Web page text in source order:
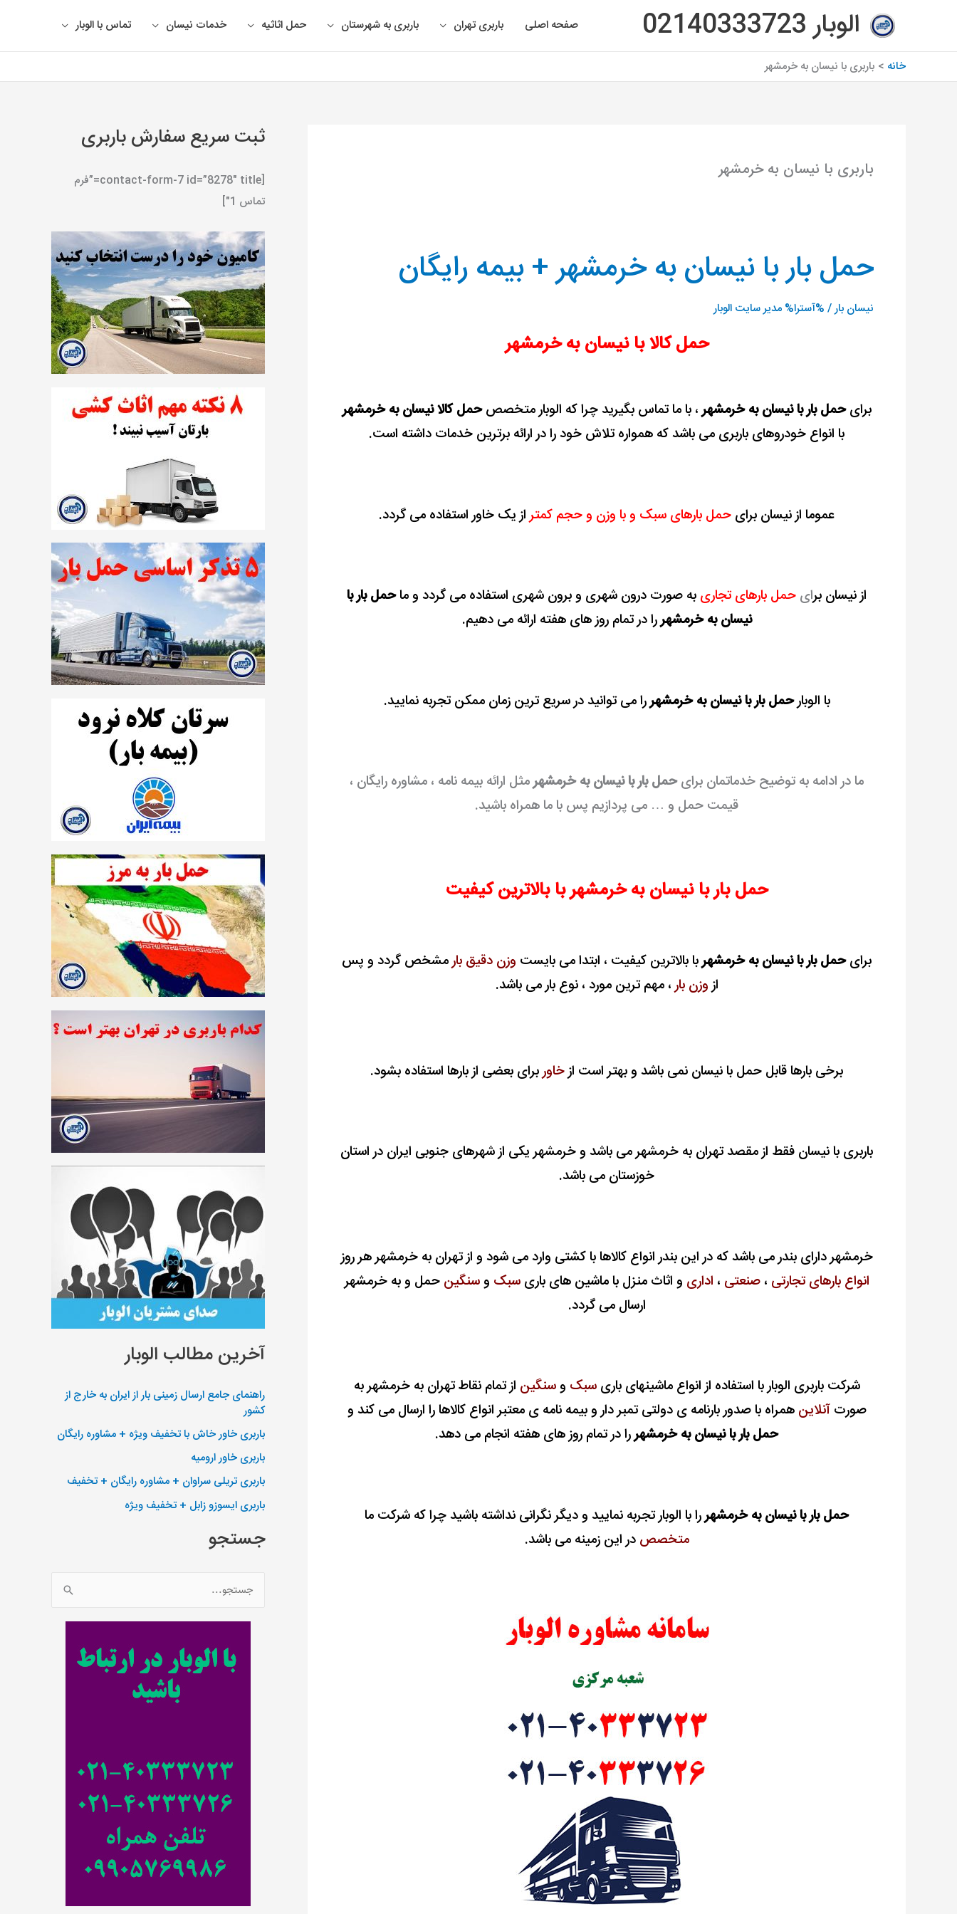
محتوا
الوبار 02140333723 صفحه اصلی باربری تهران باربری به شهرستان حمل اثاثیه خدمات نیسان تماس با الوبار
خانه باربری با نیسان به خرمشهر
باربری با نیسان به خرمشهر
حمل بار با نیسان به خرمشهر + بیمه رایگان
نیسان بار/ %آسترا% مدیر سایت الوبار
حمل کالا با نیسان به خرمشهر
برایحمل بار با نیسان به خرمشهر، با ما تماس بگیرید چرا که الوبار متخصصحمل کالا نیسان به خرمشهر
با انواع خودروهای باربری می باشد که همواره تلاش خود را در ارائه برترین خدمات داشته است.
عموما از نیسان برای حمل بارهای سبک و با وزن و حجم کمتر از یک خاور استفاده می گردد.
از نیسان برای حمل بارهای تجاری به صورت درون شهری و برون شهری استفاده می گردد و ماحمل بار با
نیسان به خرمشهررا در تمام روز های هفته ارائه می دهیم.
با الوبارحمل بار با نیسان به خرمشهررا می توانید در سریع ترین زمان ممکن تجربه نمایید.
ما در ادامه به توضیح خدماتمان برایحمل بار با نیسان به خرمشهرمثل ارائه بیمه نامه ، مشاوره رایگان ،
قیمت حمل و … می پردازیم پس با ما همراه باشید.
حمل بار با نیسان به خرمشهر با بالاترین کیفیت
برایحمل بار با نیسان به خرمشهربا بالاترین کیفیت ، ابتدا می بایست وزن دقیق بارمشخص گردد و پس
ازوزن بار، مهم ترين مورد ، نوع بار می باشد.
برخی بارها قابل حمل با نیسان نمی باشد و بهتر است ازخاوربرای بعضی از بارها استفاده بشود.
باربری با نیسان فقط از مقصد تهران به خرمشهر می باشد وخرمشهر یکی از شهرهای جنوبی ایران در استان
خوزستان می باشد.
خرمشهر دارای بندر می باشدکه در این بندر انواع کالاها با کشتی وارد می شود و از تهران به خرمشهر هر روز
انواع بارهای تجارتی ،صنعتی ، اداری و اثاث منزل با ماشین های باریسبک وسنگین حمل و به خرمشهر
ارسال می گردد.
شرکت باربری الوبار با استفاده از انواع ماشینهای باریسبک وسنگین از تمام نقاط تهران به خرمشهر به
صورتآنلاین همراه باصدور بارنامه ی دولتی تمبر دار و بیمه نامه ی معتبر انواع کالاها را ارسال می کند و
حمل بار با نیسان به خرمشهررا در تمام روز های هفته انجام می دهد.
حمل بار با نیسان به خرمشهررا با الوبار تجربه نمایید و دیگر نگرانی نداشته باشید چرا که شرکت ما
متخصص در این زمینه می باشد.
حمل
بار
نیسان
رایگان
ثبت سریع سفارش باربری
[contact-form-7 id=”8278″ title=”فرم
تماس 1″]
آخرین مطالب الوبار
راهنمای جامع ارسال زمینی بار از ایران به خارج از
کشور
باربری خاور خاش با تخفیف ویژه + مشاوره رایگان
باربری خاور ارومیه
باربری تریلی سراوان + مشاوره رایگان + تخفیف
باربری ایسوزو زابل + تخفیف ویژه
جستجو